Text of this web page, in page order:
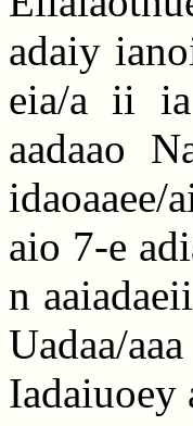
adaiy
eia/a ii ia
aadaao
aio 7-e
n
Uadaa/
Iadaiuoey